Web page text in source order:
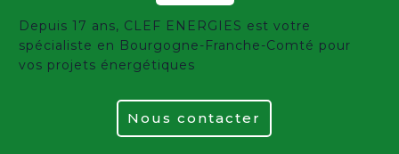
Depuis 17 ans, CLEF ENERGIES est votre
spécialiste en Bourgogne-Franche-Comté pour
vos projets énergétiques
Nous contacter